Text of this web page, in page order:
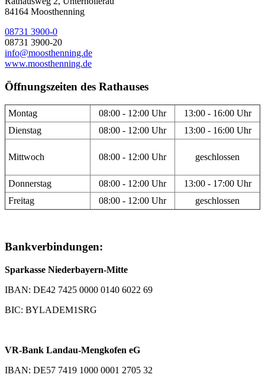
84164 Moosthenning
08731 3900-0
08731 3900-20
info@moosthenning.de
www.moosthenning.de
Öffnungszeiten des Rathauses
Montag 08:00 - 12:00 Uhr
13:00 - 16:00 Uhr
Dienstag
08:00 - 12:00 Uhr 13:00 - 16:00 Uhr
Mittwoch 08:00 - 12:00 Uhr geschlossen
Donnerstag 08:00 - 12:00 Uhr
13:00 - 17:00 Uhr
Freitag
08:00 - 12:00 Uhr geschlossen
Bankverbindungen:
Sparkasse Niederbayern-Mitte
IBAN: DE42 7425 0000 0140 6022 69
BIC: BYLADEM1SRG
VR-Bank Landau-Mengkofen eG
IBAN: DE57 7419 1000 0001 2705 32